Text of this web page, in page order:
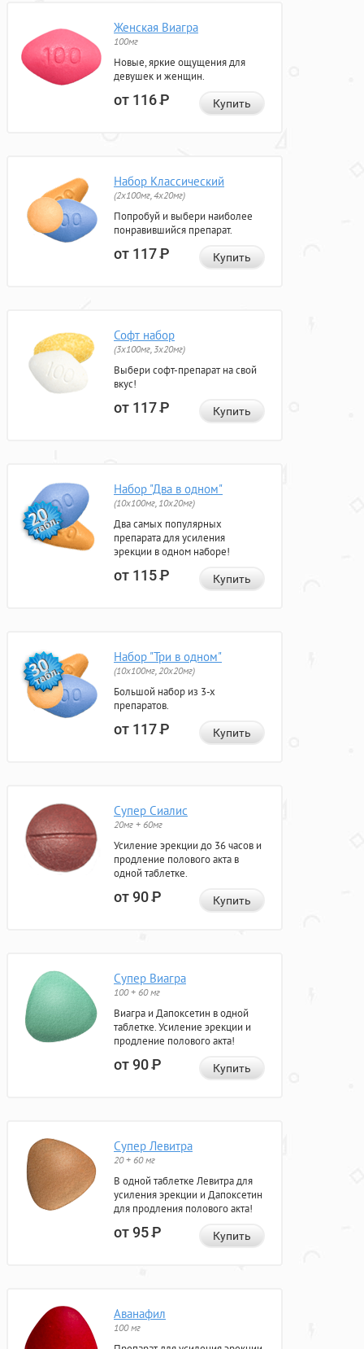
Женская Виагра
100мг
Новые, яркие ощущения для
девушек и женщин.
от 116Р Купить
Набор Классический
(2x100мг, 4x20мг)
Попробуй и выбери наиболее
понравившийся препарат.
от 117Р Купить
Софт набор
(3x100мг, 3x20мг)
Выбери софт-препарат на свой
вкус!
от 117Р Купить
Набор "Два в одном"
(10x100мг, 10x20мг)
Два самых популярных
препарата для усиления
эрекции в одном наборе!
от 115Р Купить
Набор "Три в одном"
(10x100мг, 20x20мг)
Большой набор из 3-х
препаратов.
от 117Р Купить
Супер Сиалис
20мг + 60мг
Усиление эрекции до 36 часов и
продление полового акта в
одной таблетке.
от 90Р Купить
Супер Виагра
100 + 60 мг
Виагра и Дапоксетин в одной
таблетке. Усиление эрекции и
продление полового акта!
от 90Р Купить
Супер Левитра
20 + 60 мг
В одной таблетке Левитра для
усиления эрекции и Дапоксетин
для продления полового акта!
от 95Р Купить
Аванафил
100 мг